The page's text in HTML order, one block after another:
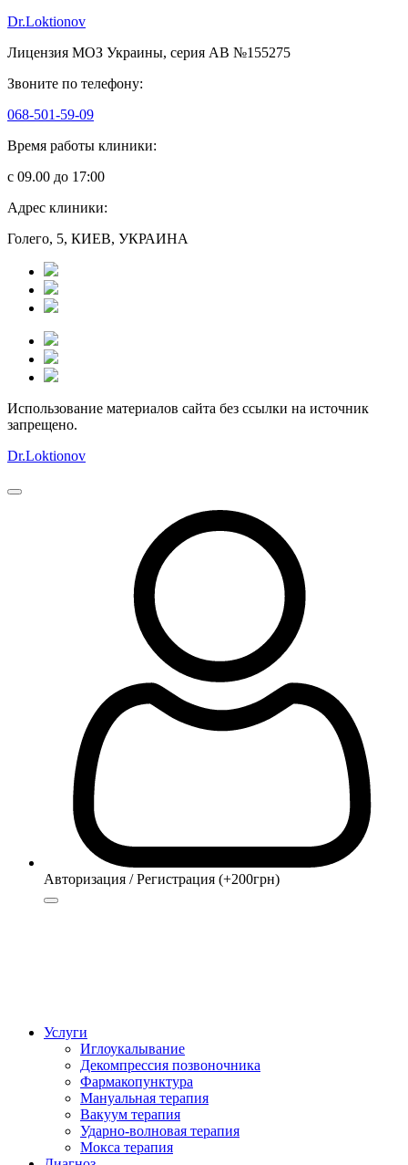
Dr.Loktionov
Лицензия МОЗ Украины, серия АВ №155275
Звоните по телефону:
068-501-59-09
Время работы клиники:
с 09.00 до 17:00
Адрес клиники:
Голего, 5, КИЕВ, УКРАИНА
Использование материалов сайта без ссылки на источник
запрещено.
Dr.Loktionov
Авторизация / Регистрация (+200грн)
Услуги
Иглоукалывание
Декомпрессия позвоночника
Фармакопунктура
Мануальная терапия
Вакуум терапия
Ударно-волновая терапия
Мокса терапия